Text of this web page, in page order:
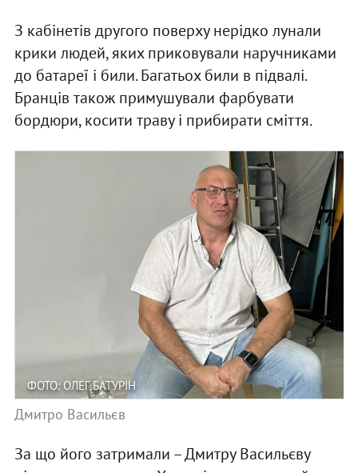
З кабінетів другого поверху нерідко лунали
крики людей, яких приковували наручниками
до батареї і били. Багатьох били в підвалі.
Бранців також примушували фарбувати
бордюри, косити траву і прибирати сміття.
ФОТО: ОЛЕГ БАТУРІН
Дмитро Васильєв
За що його затримали – Дмитру Васильєву